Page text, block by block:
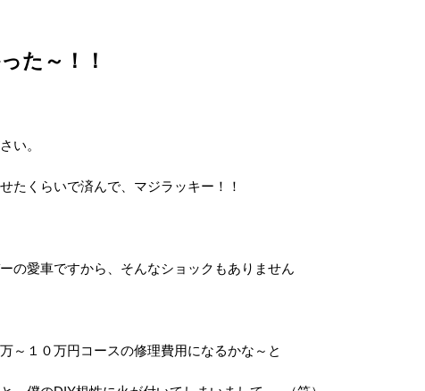
た～！！
い。
たくらいで済んで、マジラッキー！！
の愛車ですから、そんなショックもありません
～１０万円コースの修理費用になるかな～と